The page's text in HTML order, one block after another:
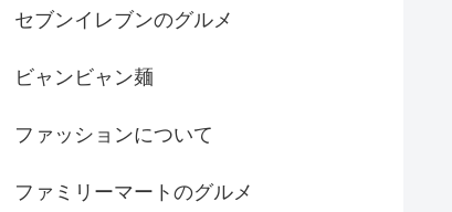
セブンイレブンのグルメ
ビャンビャン麺
ファッションについて
ファミリーマートのグルメ